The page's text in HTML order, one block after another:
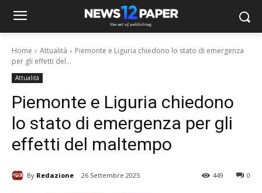
Home Attualità
Piemonte e Liguria chiedono lo stato di emergenza
per gli effetti del...
Attualità
Piemonte e Liguria chiedono
lo stato di emergenza per gli
effetti del maltempo
By Redazione 26 Settembre 2025 0
449